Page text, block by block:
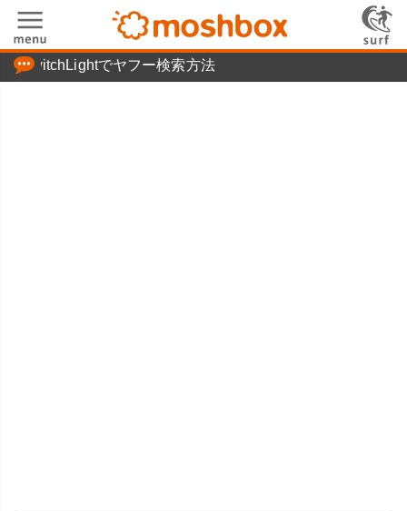
でヤフー検索方法
「つぶやき」の使い方